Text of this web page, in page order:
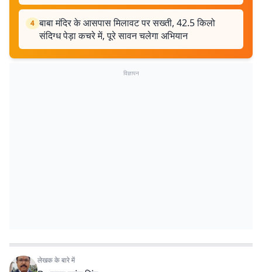
4 बाबा मंदिर के आसपास मिलावट पर सख्ती, 42.5 किलो
संदिग्ध पेड़ा कचरे में, पूरे सावन चलेगा अभियान
विज्ञापन
लेखक के बारे में